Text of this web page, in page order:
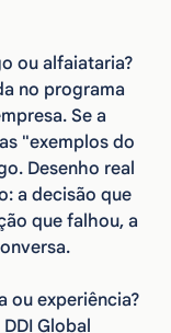
ou alfaiataria?
no programa
Se a
"exemplos do
Desenho real
a decisão que
que falhou, a
ou experiência?
Global